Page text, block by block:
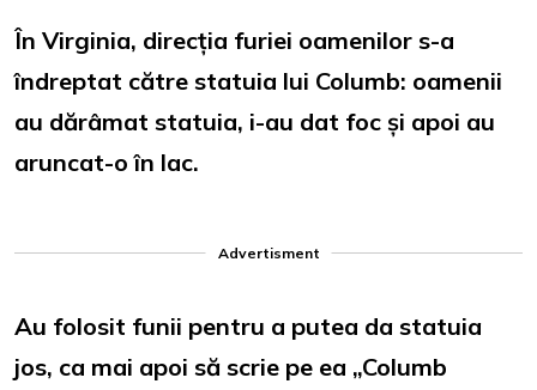
În Virginia, direcția furiei oamenilor s-a
îndreptat către statuia lui Columb: oamenii
au dărâmat statuia, i-au dat foc și apoi au
aruncat-o în lac.
Advertisment
Au folosit funii pentru a putea da statuia
jos, ca mai apoi să scrie pe ea „Columb